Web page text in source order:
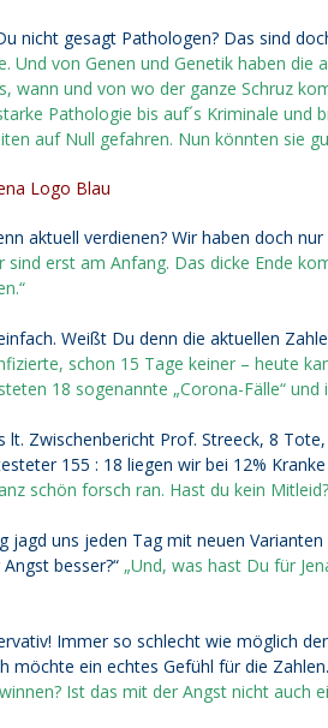
nicht gesagt Pathologen? Das sind
Und von Genen und Genetik haben die
wann und von wo der ganze Schruz
Pathologie bis auf´s Kriminale und
auf Null gefahren. Nun könnten sie
aktuell verdienen? Wir haben doch nur
sind erst am Anfang. Das dicke Ende
Weißt Du denn die aktuellen
schon 15 Tage keiner – heute
18 sogenannte „Corona-Fälle“ und
lt. Zwischenbericht Prof. Streeck, 8
155 : 18 liegen wir bei 12%
schön forsch ran. Hast du kein
jagd uns jeden Tag mit neuen
besser?“ „Und, was hast Du für
Immer so schlecht wie möglich
möchte ein echtes Gefühl für die
Ist das mit der Angst nicht auch